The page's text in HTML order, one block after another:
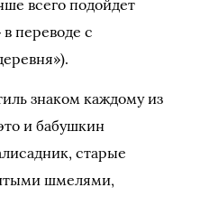
всего подойдет
переводе с
знаком каждому из
и бабушкин
старые
шмелями,